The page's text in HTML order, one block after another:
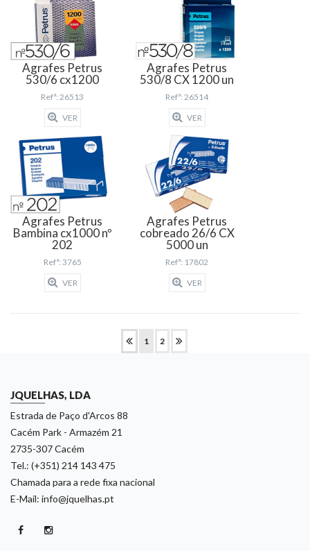
Agrafes Petrus
530/6 cx1200
Refª: 26513
VER
Agrafes Petrus
530/8 CX 1200 un
Refª: 26514
VER
Agrafes Petrus
Bambina cx1000 nº
202
Refª: 3765
VER
Agrafes Petrus
cobreado 26/6 CX
5000 un
Refª: 17802
VER
1 2
JQUELHAS, LDA
Estrada de Paço d'Arcos 88
Cacém Park - Armazém 21
2735-307 Cacém
Tel.: (+351) 214 143 475
Chamada para a rede fixa nacional
E-Mail: info@jquelhas.pt